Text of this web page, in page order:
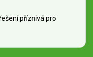
příznivá pro